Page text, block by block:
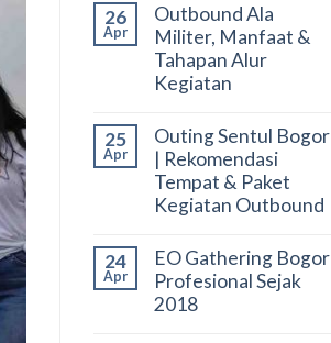
26
Apr
Outbound Ala
Militer, Manfaat &
Tahapan Alur
Kegiatan
25
Apr
Outing Sentul Bogor
| Rekomendasi
Tempat & Paket
Kegiatan Outbound
24
Apr
EO Gathering Bogor
Profesional Sejak
2018